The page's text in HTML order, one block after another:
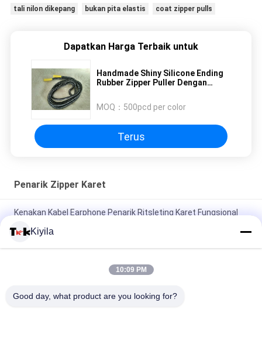
tali nilon dikepang bukan pita elastis coat zipper pulls
Dapatkan Harga Terbaik untuk
Handmade Shiny Silicone Ending
Rubber Zipper Puller Dengan
MOQ： 500pcd per color
Terus
Penarik Zipper Karet
Kenakan Kabel Earphone Penarik Ritsleting Karet Fungsional
Fluorescent Green Rope Eye Catching Zipper Penarik Karet
Tipis Menengah Tipis Timbul
Kiyila
10:09 PM
Good day, what product are you looking for?